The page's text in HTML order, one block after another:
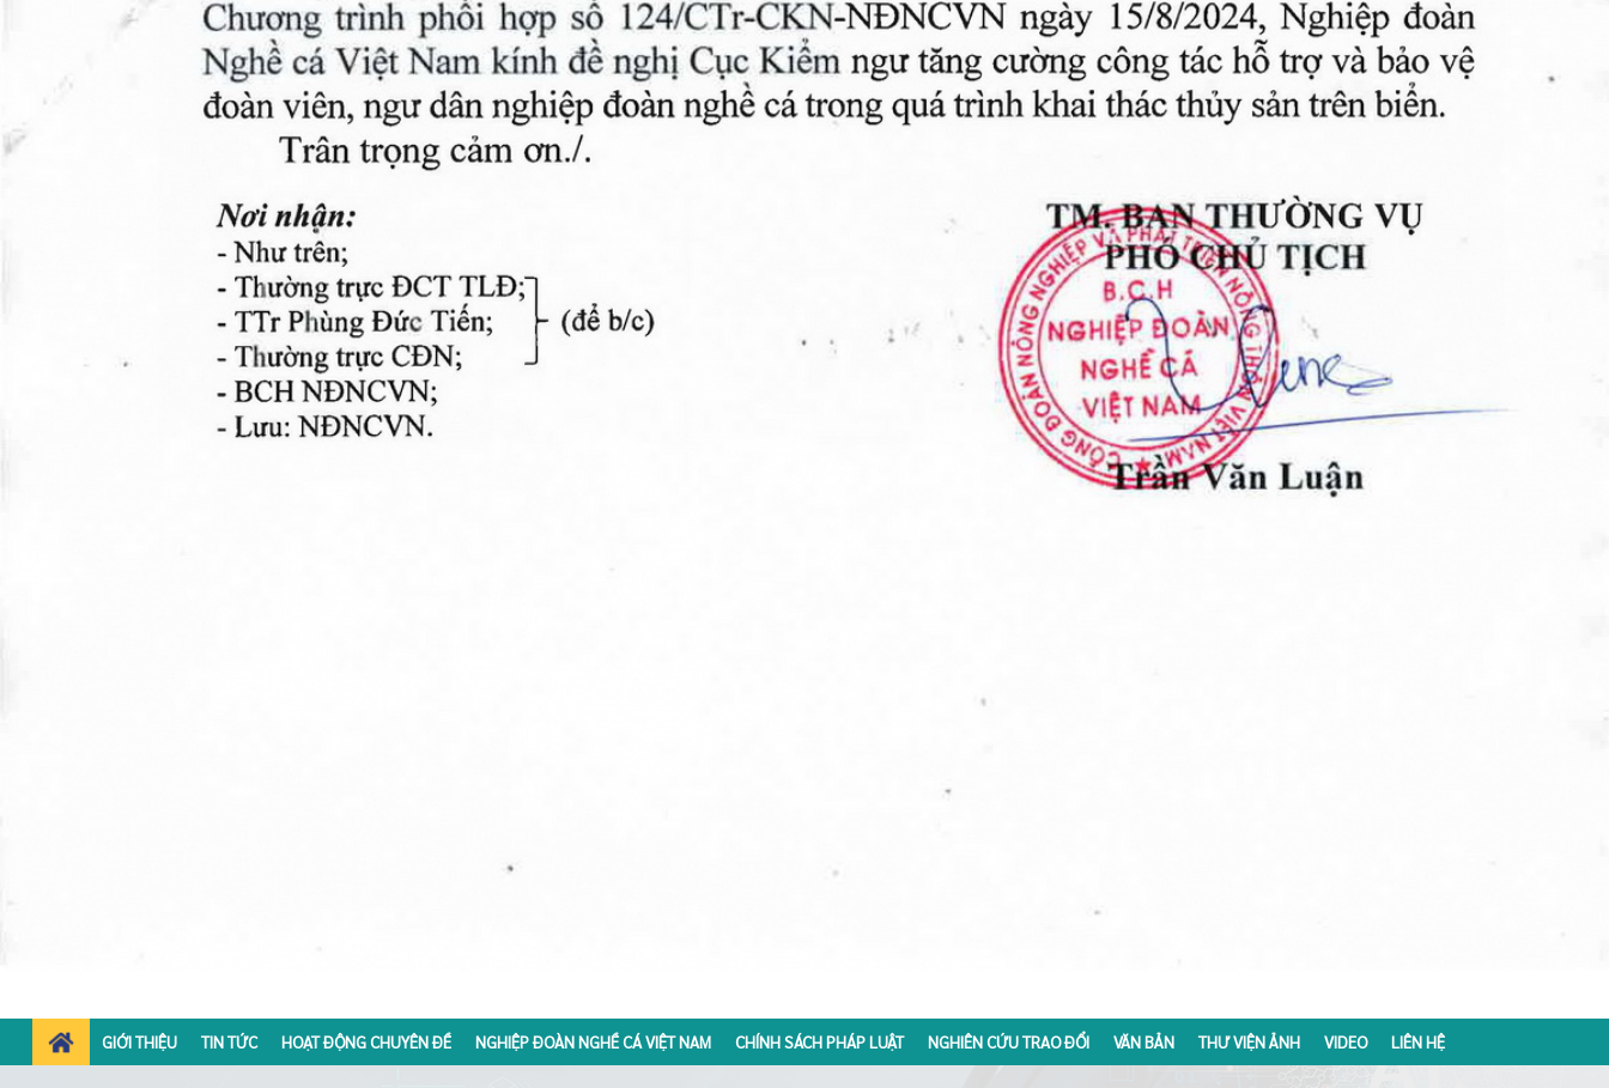
GIỚI THIỆU TIN TỨC HOẠT ĐỘNG CHUYÊN ĐỀ NGHIỆP ĐOÀN NGHỀ CÁ VIỆT NAM CHÍNH SÁCH PHÁP LUẬT NGHIÊN CỨU TRAO ĐỔI VĂN BẢN THƯ VIỆN ẢNH VIDEO LIÊN HỆ